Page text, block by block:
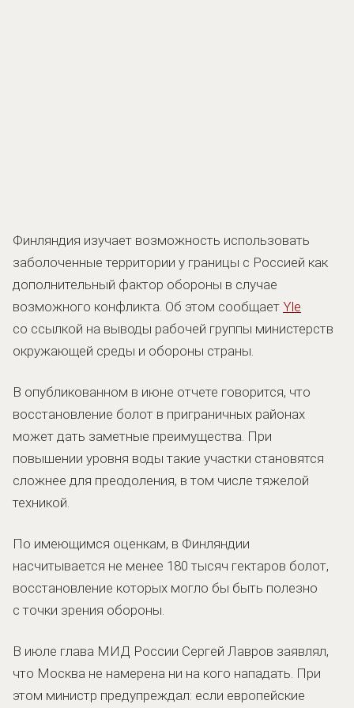
Финляндия изучает возможность использовать
заболоченные территории у границы с Россией как
дополнительный фактор обороны в случае
возможного конфликта. Об этом сообщает Yle
со ссылкой на выводы рабочей группы министерств
окружающей среды и обороны страны.
В опубликованном в июне отчете говорится, что
восстановление болот в приграничных районах
может дать заметные преимущества. При
повышении уровня воды такие участки становятся
сложнее для преодоления, в том числе тяжелой
техникой.
По имеющимся оценкам, в Финляндии
насчитывается не менее 180 тысяч гектаров болот,
восстановление которых могло бы быть полезно
с точки зрения обороны.
В июле глава МИД России Сергей Лавров заявлял,
что Москва не намерена ни на кого нападать. При
этом министр предупреждал: если европейские